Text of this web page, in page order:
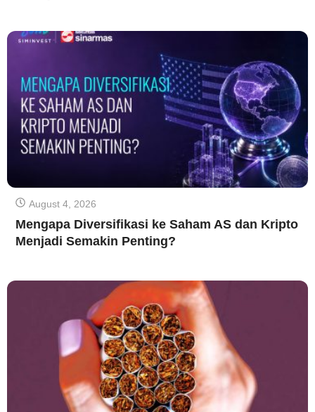
August 4, 2026
Mengapa Diversifikasi ke Saham AS dan Kripto
Menjadi Semakin Penting?